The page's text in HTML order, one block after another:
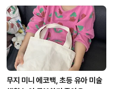
무지 미니 에코백, 초등 유아 미술